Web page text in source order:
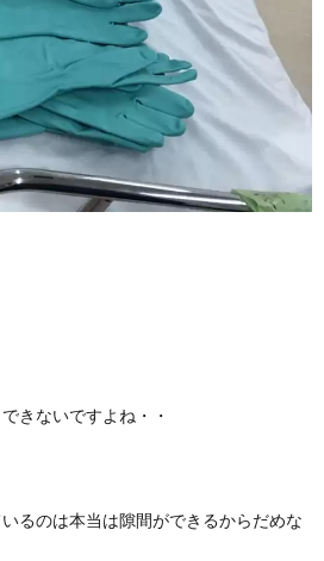
きないですよね・・
るのは本当は隙間ができるからだめな